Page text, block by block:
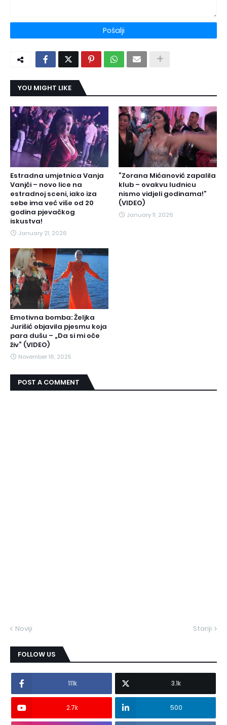
YOU MIGHT LIKE
Estradna umjetnica Vanja
Vanjči – novo lice na
estradnoj sceni, iako iza
sebe ima već više od 20
godina pjevačkog
iskustva!
January 21, 2026
“Zorana Mićanović zapalila
klub – ovakvu ludnicu
nismo vidjeli godinama!”
(VIDEO)
January 11, 2026
Emotivna bomba: Željka
Jurišić objavila pjesmu koja
para dušu – „Da si mi oče
živ“ (VIDEO)
November 16, 2025
POST A COMMENT
Noviji Stariji
FOLLOW US
111k 3.1k
2.7k 500